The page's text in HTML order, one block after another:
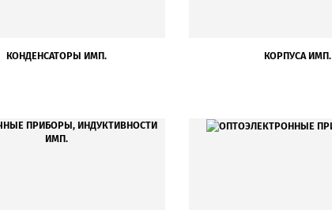
КОНДЕНСАТОРЫ ИМП. КОРПУСА ИМП.